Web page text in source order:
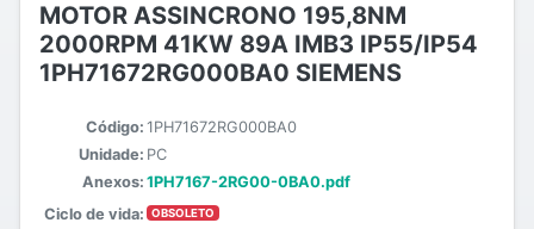
MOTOR ASSINCRONO 195,8NM
2000RPM 41KW 89A IMB3 IP55/IP54
1PH71672RG000BA0 SIEMENS
Código: 1PH71672RG000BA0
Unidade: PC
Anexos: 1PH7167-2RG00-0BA0.pdf
Ciclo de vida:
OBSOLETO